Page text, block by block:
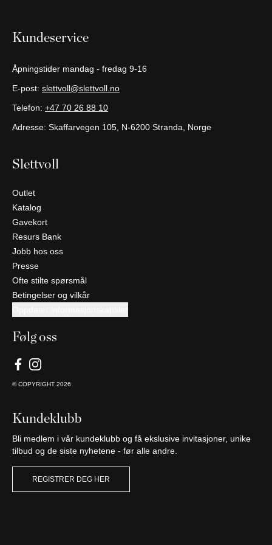
Kundeservice
Åpningstider mandag - fredag 9-16
E-post: slettvoll@slettvoll.no
Telefon: +47 70 26 88 10
Adresse: Skaffarvegen 105, N-6200 Stranda, Norge
Slettvoll
Outlet
Katalog
Gavekort
Resurs Bank
Jobb hos oss
Presse
Ofte stilte spørsmål
Betingelser og vilkår
Følg oss
© COPYRIGHT 2026
Kundeklubb
Bli medlem i vår kundeklubb og få ekslusive invitasjoner, unike
tilbud og de siste nyhetene - før alle andre.
REGISTRER DEG HER